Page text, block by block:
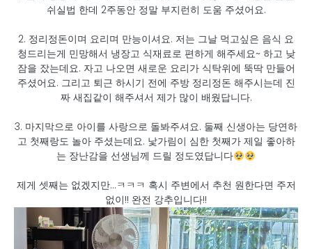
쉬실법 한데 2주동안 정말 부지런히 도움 주셨어요.
2. 정리정돈이며 요리며 만능이셔요. 저는 그날 먹고싶은 음식 요
청드리는게 민망해서 냉장고 식재료로 편하게 해주세요~ 하고 낮
잠을 잤는데요. 자고 나오면 새로운 요리가 식탁위에 뚝딱 만들어
주셨어요. 그리고 퇴근 하시기 전에 주방 정리정돈 해주시는데 진
짜 새집같이 해주셔서 제가 많이 배웠답니다.
3. 마지막으로 아이를 사랑으로 돌봐주셔요. 둘째 신생아는 당연하
고 첫째랑도 놀아 주셨는데요. 낯가림이 심한 첫째가 제일 좋아하
는 장난감을 선생님께 드릴 정도였답니다
제게 셋째는 없겠지만...ㅋㅋㅋ 혹시 주변에서 추천 원한다면 주저
없이!! 완전 강추입니다!!